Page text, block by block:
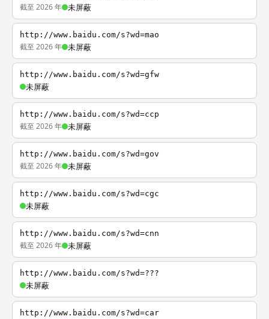
截至 2026 年 未屏蔽
http://www.baidu.com/s?wd=mao
截至 2026 年 未屏蔽
http://www.baidu.com/s?wd=gfw
未屏蔽
http://www.baidu.com/s?wd=ccp
截至 2026 年 未屏蔽
http://www.baidu.com/s?wd=gov
截至 2026 年 未屏蔽
http://www.baidu.com/s?wd=cgc
未屏蔽
http://www.baidu.com/s?wd=cnn
截至 2026 年 未屏蔽
http://www.baidu.com/s?wd=???
未屏蔽
http://www.baidu.com/s?wd=car